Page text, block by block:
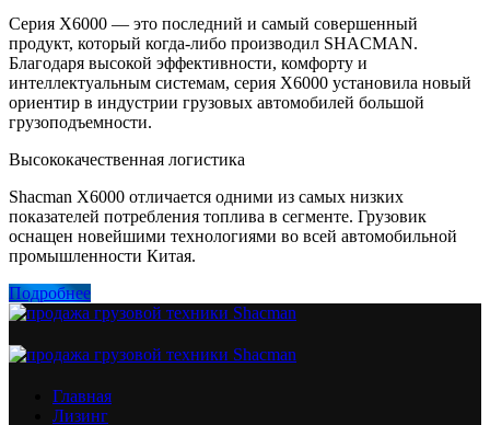
Серия X6000 — это последний и самый совершенный
продукт, который когда-либо производил SHACMAN.
Благодаря высокой эффективности, комфорту и
интеллектуальным системам, серия X6000 установила новый
ориентир в индустрии грузовых автомобилей большой
грузоподъемности.
Высококачественная логистика
Shacman X6000 отличается одними из самых низких
показателей потребления топлива в сегменте. Грузовик
оснащен новейшими технологиями во всей автомобильной
промышленности Китая.
Подробнее
Главная
Лизинг